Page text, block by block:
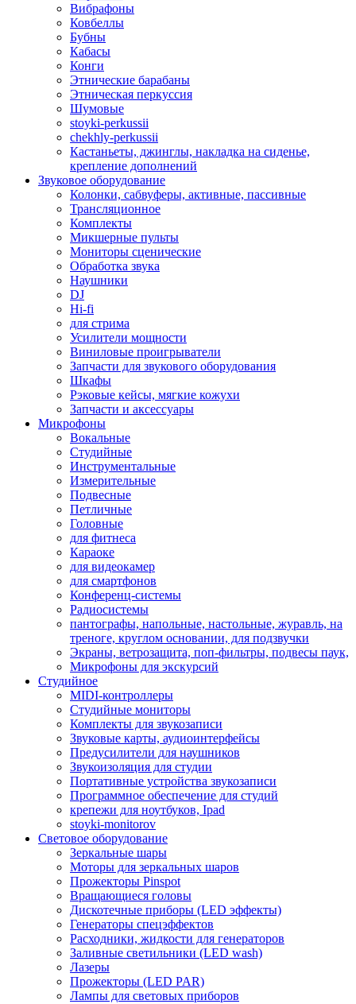
Вибрафоны
Ковбеллы
Бубны
Кабасы
Конги
Этнические барабаны
Этническая перкуссия
Шумовые
stoyki-perkussii
chekhly-perkussii
Кастаньеты, джинглы, накладка на сиденье,
крепление дополнений
Звуковое оборудование
Колонки, сабвуферы, активные, пассивные
Трансляционное
Комплекты
Микшерные пульты
Мониторы сценические
Обработка звука
Наушники
DJ
Hi-fi
для стрима
Усилители мощности
Виниловые проигрыватели
Запчасти для звукового оборудования
Шкафы
Рэковые кейсы, мягкие кожухи
Запчасти и аксессуары
Микрофоны
Вокальные
Студийные
Инструментальные
Измерительные
Подвесные
Петличные
Головные
для фитнеса
Караоке
для видеокамер
для смартфонов
Конференц-системы
Радиосистемы
пантографы, напольные, настольные, журавль, на
треноге, круглом основании, для подзвучки
Экраны, ветрозащита, поп-фильтры, подвесы паук,
Микрофоны для экскурсий
Студийное
MIDI-контроллеры
Студийные мониторы
Комплекты для звукозаписи
Звуковые карты, аудиоинтерфейсы
Предусилители для наушников
Звукоизоляция для студии
Портативные устройства звукозаписи
Программное обеспечение для студий
крепежи для ноутбуков, Ipad
stoyki-monitorov
Световое оборудование
Зеркальные шары
Моторы для зеркальных шаров
Прожекторы Pinspot
Вращающиеся головы
Дискотечные приборы (LED эффекты)
Генераторы спецэффектов
Расходники, жидкости для генераторов
Заливные светильники (LED wash)
Лазеры
Прожекторы (LED PAR)
Лампы для световых приборов